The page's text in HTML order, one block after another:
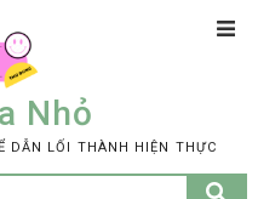
Nhỏ
DẪN LỐI THÀNH HIỆN THỰC
Tìm